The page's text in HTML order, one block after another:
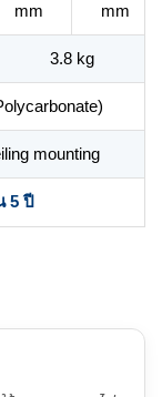
mm mm
3.8 kg
mounting
5 ปี